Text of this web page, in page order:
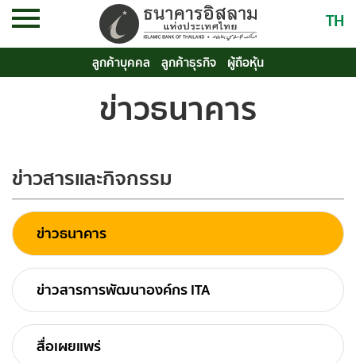
TH
ลูกค้าบุคคล ลูกค้าธุรกิจ ผู้ถือหุ้น
ข่าวธนาคาร
ข่าวสารและกิจกรรม
ข่าวธนาคาร
ข่าวสารการพัฒนาองค์กร ITA
สื่อเผยแพร่